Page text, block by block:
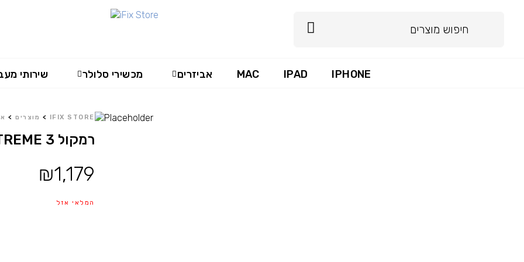
IPHONE
IPAD
MAC אביזרים מכשירי סלולר שירותי
IFIX STORE
> מוצרים>
רמקול JBL XTREME 3
₪1,179
המלאי אזל